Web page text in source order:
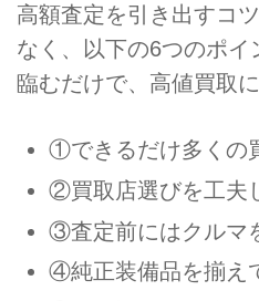
高額査定を引き出すコ
なく、以下の6つのポイ
臨むだけで、高値買取
①できるだけ多くの
②買取店選びを工夫
③査定前にはクルマ
④純正装備品を揃え